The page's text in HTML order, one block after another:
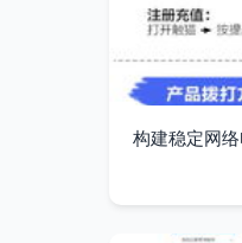
构建稳定网